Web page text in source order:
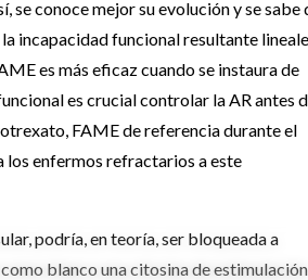
conoce mejor su evolución y se sabe
incapacidad funcional resultante
es más eficaz cuando se instaura de
es crucial controlar la AR antes
FAME de referencia durante el
enfermos refractarios a este
podría, en teoría, ser bloqueada a
blanco una citosina de estimulación